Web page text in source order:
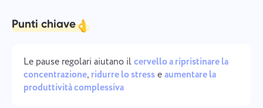
Русский
Punti chiave
Le pause regolari aiutano ilcervello a ripristinare la
concentrazione, ridurre lo stresseaumentare la
produttività complessiva
Gestione dei progetti
del team in un unico posto.